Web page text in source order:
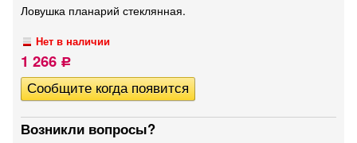
Ловушка планарий стеклянная.
Нет в наличии
1 266 Р
Возникли вопросы?